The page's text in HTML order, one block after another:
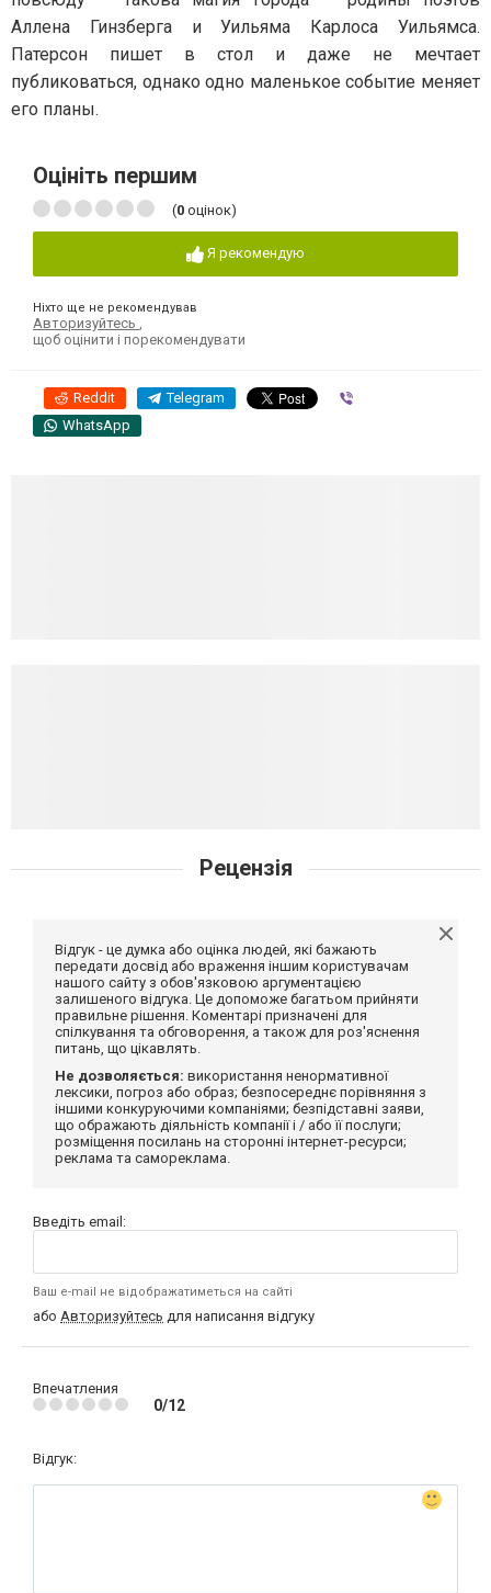
Аллена Гинзберга и Уильяма Карлоса Уильямса.
Патерсон пишет в стол и даже не мечтает
публиковаться, однако одно маленькое событие меняет
его планы.
Оцініть першим
(0 оцінок)
Я рекомендую
Ніхто ще не рекомендував
Авторизуйтесь
щоб оцінити і порекомендувати
Reddit Telegram
WhatsApp
Рецензія
Відгук - це думка або оцінка людей, які бажають
передати досвід або враження іншим користувачам
нашого сайту з обов'язковою аргументацією
залишеного відгука. Це допоможе багатьом прийняти
правильне рішення. Коментарі призначені для
спілкування та обговорення, а також для роз'яснення
питань, що цікавлять.
Не дозволяється: використання ненормативної
лексики, погроз або образ; безпосереднє порівняння з
іншими конкуруючими компаніями; безпідставні заяви,
що ображають діяльність компанії і / або її послуги;
розміщення посилань на сторонні інтернет-ресурси;
реклама та самореклама.
Введіть email:
Ваш e-mail не відображатиметься на сайті
або Авторизуйтесь для написання відгуку
Впечатления
0/12
Відгук: